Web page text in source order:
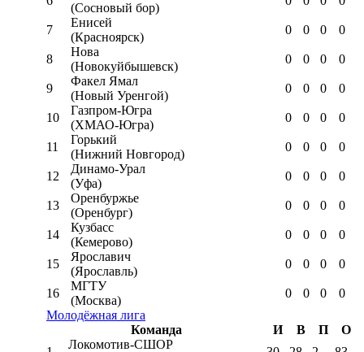
(Сосновый бор)
7
Енисей
(Красноярск)
0 0 0 0
8
Нова
(Новокуйбышевск)
0 0 0 0
9
Факел Ямал
(Новый Уренгой)
0 0 0 0
10
Газпром-Югра
(ХМАО-Югра)
0 0 0 0
11
Горький
(Нижний Новгород)
0 0 0 0
12
Динамо-Урал
(Уфа)
0 0 0 0
13
Оренбуржье
(Оренбург)
0 0 0 0
14
Кузбасс
(Кемерово)
0 0 0 0
15
Ярославич
(Ярославль)
0 0 0 0
16
МГТУ
(Москва)
0 0 0
0
Молодёжная лига
Команда
И В П
О
Локомотив-CШОР